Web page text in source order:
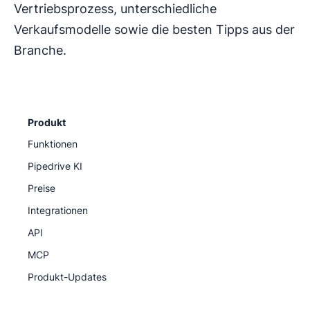
Vertriebsprozess, unterschiedliche
Verkaufsmodelle sowie die besten Tipps aus der
Branche.
Produkt
Funktionen
Pipedrive KI
Preise
Integrationen
API
MCP
Produkt-Updates